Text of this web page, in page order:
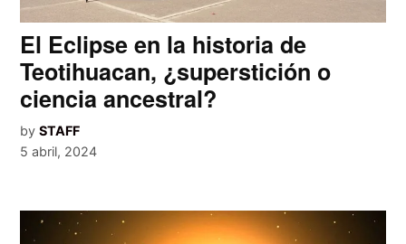
El Eclipse en la historia de
Teotihuacan, ¿superstición o
ciencia ancestral?
by STAFF
5 abril, 2024